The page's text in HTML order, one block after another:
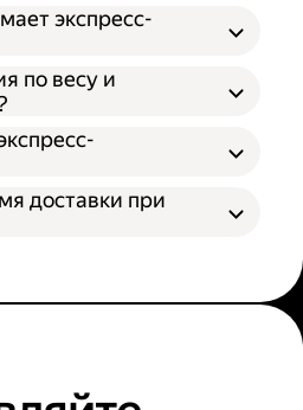
экспресс-
по весу и
доставки при